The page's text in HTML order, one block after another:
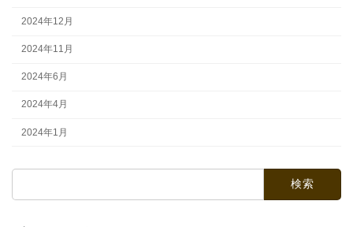
2024年12月
2024年11月
2024年6月
2024年4月
2024年1月
検